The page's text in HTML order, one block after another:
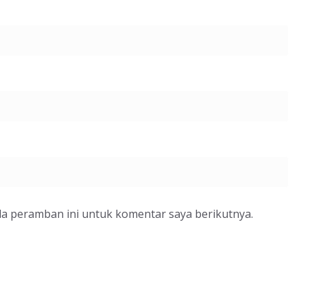
peramban ini untuk komentar saya berikutnya.